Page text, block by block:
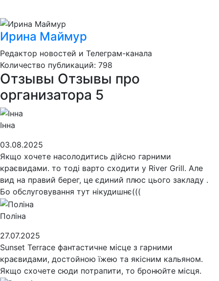
Ирина Маймур
Редактор новостей и Телеграм-канала
Количество публикаций: 798
Отзывы Отзывы про
организатора 5
Інна
03.08.2025
Якщо хочете насолодитись дійсно гарними
краєвидами. то тоді варто сходити у River Grill. Але
вид на правий берег, це єдиний плюс цього закладу .
Бо обслуговування тут нікудишнє(((
Поліна
27.07.2025
Sunset Terrace фантастичне місце з гарними
краєвидами, достойною їжею та якісним кальяном.
Якщо схочете сюди потрапити, то бронюйте місця.